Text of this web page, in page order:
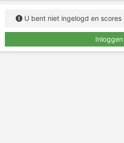
U bent niet ingelogd en
Inloggen